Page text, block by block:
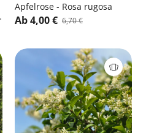
Apfelrose - Rosa rugosa
Ab 4,00 € 6,70 €